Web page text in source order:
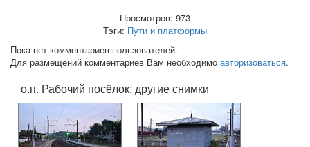
Просмотров: 973
Тэги: Пути и платформы
Пока нет комментариев пользователей.
Для размещений комментариев Вам необходимо авторизоваться.
о.п. Рабочий посёлок: другие снимки